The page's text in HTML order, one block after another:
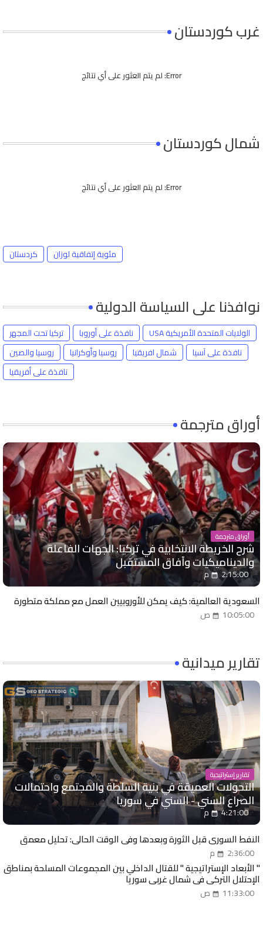
غرب كوردستان
Error: لم يتم العثور على أي نتائج
شمال كوردستان
Error: لم يتم العثور على أي نتائج
كردستان مئوية إتفاقية لوزان
نوافذنا على السياسة الدولية
تركيا تحت المجهر نافذة على أوروبا
الولايات المتحدة الأمريكية USA
روسيا والصين
روسيا وأوكرانيا شمال افريقيا
نافذة على آسيا
نافذة على أفريقيا
أوراق مترجمة
أوراق مترجمة
شرح الخريطة الانتخابية في تركيا: الجهات الفاعلة
والديناميكيات وآفاق المستقبل
2:15:00 م
السعودية العالمية: كيف يمكن للأوروبيين العمل مع مملكة متطورة
10:05:00 ص
تقارير ميدانية
تقارير إستراتيجية
التحولات العميقة في بنية السلطة والمجتمع واحتمالات
الصراع السني - السني في سوريا
4:21:00 م
النفط السوري قبل الثورة وبعدها وفي الوقت الحالي: تحليل معمق
2:36:00 م
" الأبعاد الإستراتيجية " للقتال الداخلي بين المجموعات المسلحة بمناطق
الإحتلال التركي في شمال غربي سوريا
11:33:00 ص